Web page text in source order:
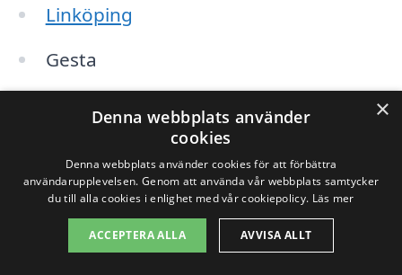
Linköping
Gesta
Mantorp
×
Denna webbplats använder
cookies
Denna webbplats använder cookies för att förbättra
användarupplevelsen. Genom att använda vår webbplats samtycker
du till alla cookies i enlighet med vår cookiepolicy. Läs mer
ACCEPTERA ALLA AVVISA ALLT